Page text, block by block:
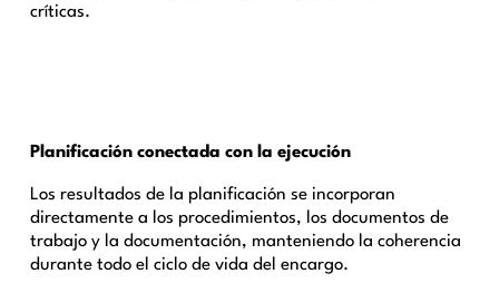
críticas.
Planificación conectada con la ejecución
Los resultados de la planificación se incorporan
directamente a los procedimientos, los documentos de
trabajo y la documentación, manteniendo la coherencia
durante todo el ciclo de vida del encargo.